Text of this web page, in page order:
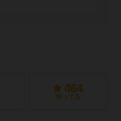
464
持ってる